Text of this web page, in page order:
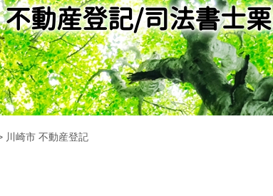
動産登記/司法書士
川崎市 不動産登記